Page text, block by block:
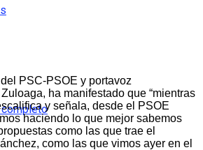
PSC-PSOE y portavoz
ha manifestado que “mientras
y señala, desde el PSOE
haciendo lo que mejor sabemos
como las que trae el
como las que vimos ayer en el